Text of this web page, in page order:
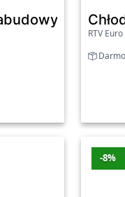
- Amica
RTV
-8%